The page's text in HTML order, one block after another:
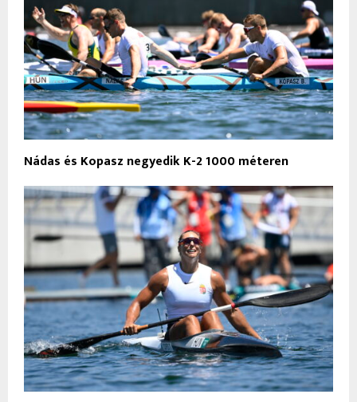
Nádas és Kopasz negyedik K-2 1000 méteren